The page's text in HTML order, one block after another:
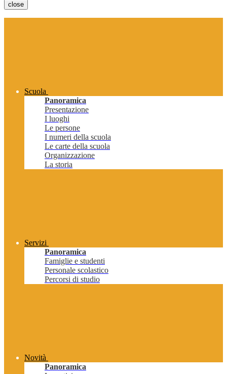
close
Scuola
Panoramica
Presentazione
I luoghi
Le persone
I numeri della scuola
Le carte della scuola
Organizzazione
La storia
Servizi
Panoramica
Famiglie e studenti
Personale scolastico
Percorsi di studio
Novità
Panoramica